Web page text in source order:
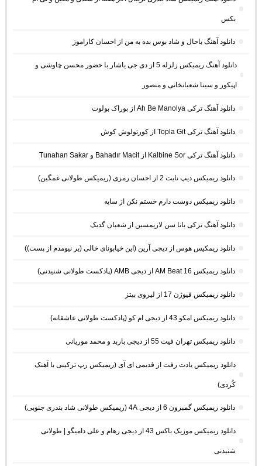
بکس
دانلود آهنگ باحال و شاد بوس بده به من از احسان کاراموز
دانلود آهنگ ریمیکس زلزله 5 از دی جی یاشار با حضور محسن چاوشی و
اپیکور و سینا شعبانخانی و منصور
دانلود آهنگ ترکی Ah Be Manolya از بوراک بولوت
دانلود آهنگ ترکی Topla Git از کورتولوش کوش
دانلود آهنگ ترکی Kalbine Sor از Bahadır Macit و Tunahan Sakar
دانلود ریمیکس دیپ نایت 2 از احسان رمزی (ریمیکس طولانی غمگین)
دانلود ریمیکس دوست دارم خستم نکن از سایه
دانلود آهنگ ترکی بانا سن لازیمسین از شعبان گدیک
دانلود ریمکیس هوس از دیجی آرین (این خیابونای خالی (بر نیومدم از پست))
دانلود ریمیکس AM Beat 16 از دیجی AMB (پادکست طولانی شنیدنی)
دانلود ریمیکس فیوژن 17 از لیروی بیتز
دانلود ریمیکس امکو 43 از دیجی ام کو (پادکست طولانی عاشقانه)
دانلود ریمیکس تهران فیت 55 از دیجی باربد و محمد موریانی
دانلود ریمیکس یادت رفت از قدیمی ای آی (ریمیکس رپ ترکیبی با آهنک
کُردی)
دانلود ریمیکس گمبرون 6 از دیجی 4A (ریمیکس طولانی شاد بندری جنوبی)
دانلود ریمیکس موزیک باکس 43 از دیجی رهام و علی دامیگو | طولانی
شنیدنی